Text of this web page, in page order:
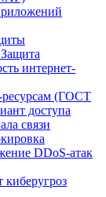
Защита
интернет-
(ГОСТ
доступа
связи
DDoS‑атак
киберугроз